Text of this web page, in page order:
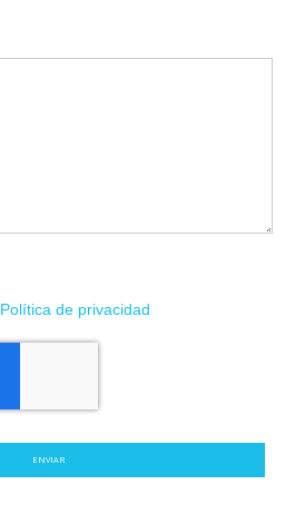
Política de privacidad
ENVIAR